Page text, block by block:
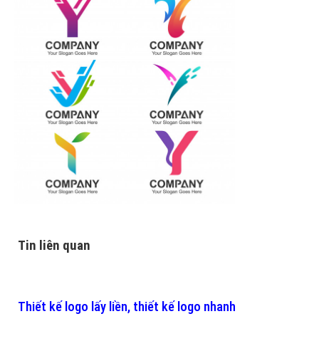
Tin liên quan
Thiết kế logo lấy liền, thiết kế logo nhanh